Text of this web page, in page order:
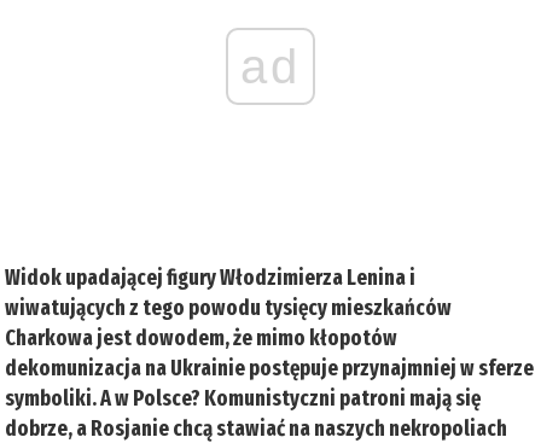
ad
Widok upadającej figury Włodzimierza Lenina i
wiwatujących z tego powodu tysięcy mieszkańców
Charkowa jest dowodem, że mimo kłopotów
dekomunizacja na Ukrainie postępuje przynajmniej w sferze
symboliki. A w Polsce? Komunistyczni patroni mają się
dobrze, a Rosjanie chcą stawiać na naszych nekropoliach